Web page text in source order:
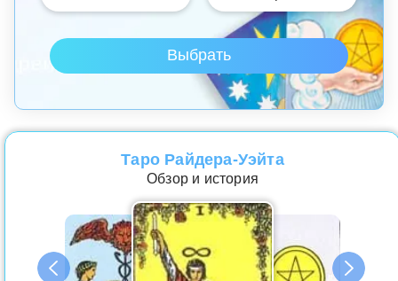
Таро Райдера-Уэйта
Обзор и история